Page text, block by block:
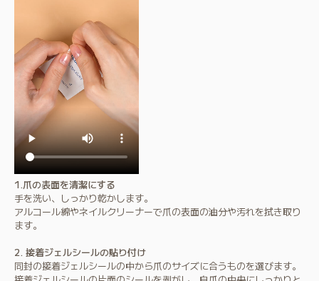
1.爪の表面を清潔にする
手を洗い、しっかり乾かします。
アルコール綿やネイルクリーナーで爪の表面の油分や汚れを拭き取り
ます。
2. 接着ジェルシールの貼り付け
同封の接着ジェルシールの中から爪のサイズに合うものを選びます。